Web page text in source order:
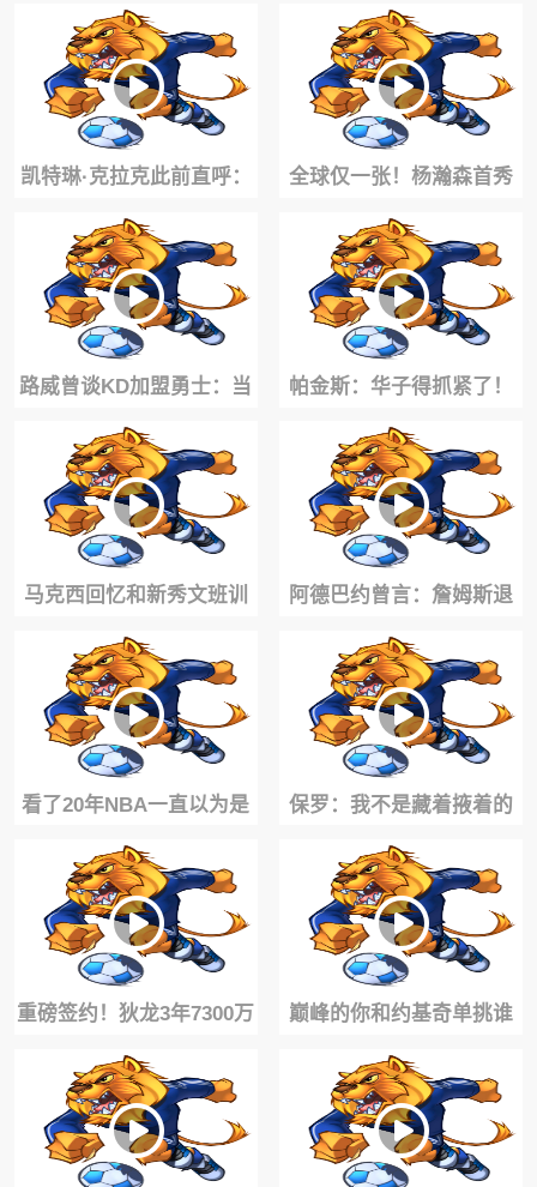
NBA球员盘点！
别女篮球员！这去WNBA
岂不是无敌
凯特琳·克拉克此前直呼：
詹姆斯就是我心中的
GOAT！
全球仅一张！杨瀚森首秀
亲签球星卡出炉
路威曾谈KD加盟勇士：当
年勇士打的是真正的团队
篮球，谁都想去
帕金斯：华子得抓紧了！
看到SGA布伦森夺冠，他
不眼红才怪！
马克西回忆和新秀文班训
练：他说想跟我单挑，但
他只防守不进攻！
阿德巴约曾言：詹姆斯退
役后，字母哥就是下一个
詹！他是当下最强
看了20年NBA一直以为是
录音，结果是现场弹的？
保罗：我不是藏着掖着的
人，快船派人来跟我说禁
止我给队友提建议
重磅签约！狄龙3年7300万
提前续约！1换8交易成了
最大惊喜！
巅峰的你和约基奇单挑谁
能赢？考辛斯曾答：我们
谁也防不住对方！